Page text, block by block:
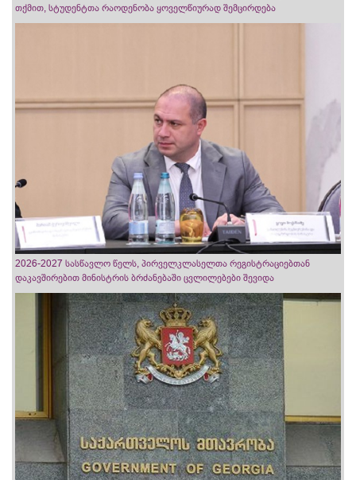
თქმით, სტუდენტთა რაოდენობა ყოველწიურად შემცირდება
2026-2027 სასწავლო წელს, პირველკლასელთა რეგისტრაციებთან
დაკავშირებით მინისტრის ბრძანებაში ცვლილებები შევიდა